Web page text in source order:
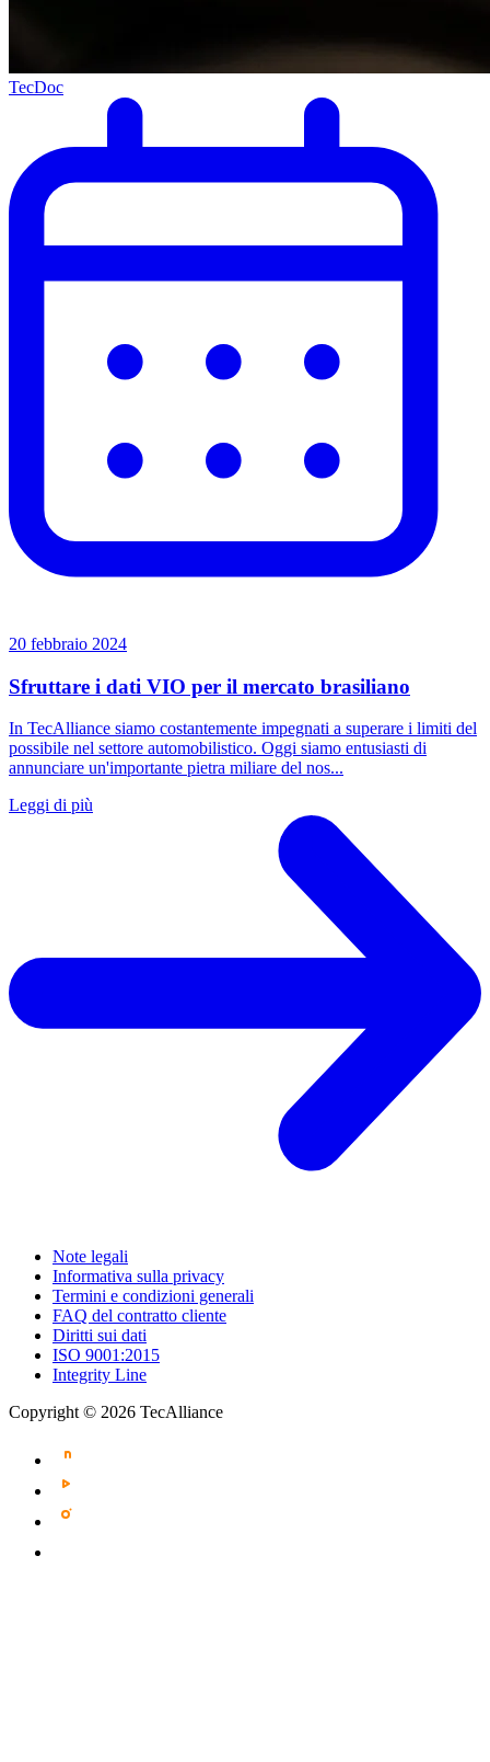
TecDoc
20 febbraio 2024
Sfruttare i dati VIO per il mercato brasiliano
In TecAlliance siamo costantemente impegnati a superare i limiti del
possibile nel settore automobilistico. Oggi siamo entusiasti di
annunciare un'importante pietra miliare del nos...
Leggi di più
Note legali
Informativa sulla privacy
Termini e condizioni generali
FAQ del contratto cliente
Diritti sui dati
ISO 9001:2015
Integrity Line
Copyright © 2026 TecAlliance